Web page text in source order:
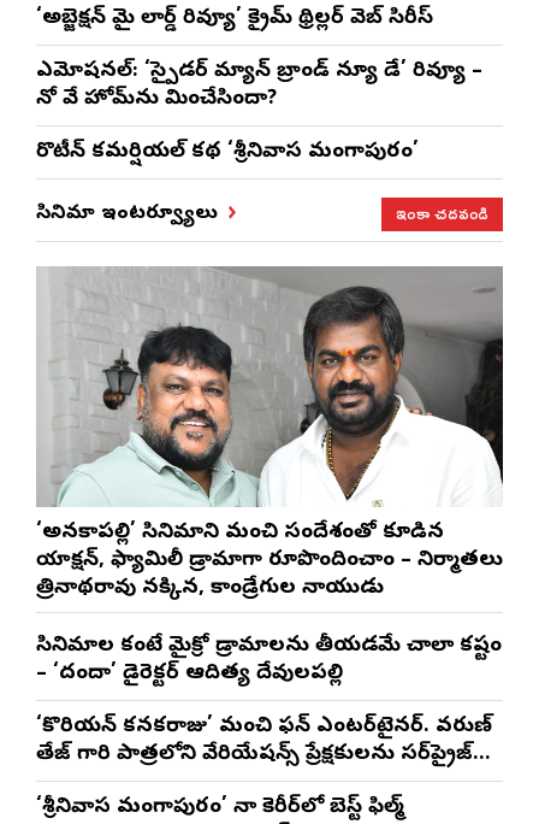
‘అబ్జెక్ష‌న్ మై లార్డ్ రివ్యూ’ క్రైమ్ థ్రిల్ల‌ర్ వెబ్ సిరీస్
ఎమోష‌న‌ల్‌: ‘స్పైడర్ మ్యాన్ బ్రాండ్ న్యూ డే’ రివ్యూ –
నో వే హోమ్‌ను మించేసిందా?
రొటీన్‌ కమర్షియల్‌ కథ ‘శ్రీనివాస మంగాపురం’
సినిమా ఇంటర్వ్యూలు ఇంకా చదవండి
‘అనకాపల్లి’ సినిమాని మంచి సందేశంతో కూడిన
యాక్షన్, ఫ్యామిలీ డ్రామాగా రూపొందించాం – నిర్మాతలు
త్రినాథరావు నక్కిన, కాండ్రేగుల నాయుడు
సినిమాల కంటే మైక్రో డ్రామాలను తీయడమే చాలా కష్టం
– ‘దందా’ డైరెక్ట‌ర్ ఆదిత్య దేవులపల్లి
‘కొరియన్ కనకరాజు’ మంచి ఫన్ ఎంటర్‌టైనర్. వరుణ్
తేజ్ గారి పాత్రలోని వేరియేషన్స్ ప్రేక్షకులను సర్‌ప్రైజ్
చేస్తాయి : దర్శకుడు మేర్లపాక గాంధీ
‘శ్రీనివాస మంగాపురం’ నా కెరీర్‌లో బెస్ట్ ఫిల్మ్